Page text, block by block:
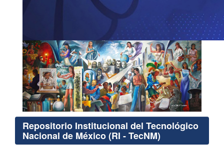
Repositorio Institucional del Tecnológico
Nacional de México (RI - TecNM)